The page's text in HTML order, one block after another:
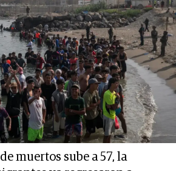
muertos sube a 57, la